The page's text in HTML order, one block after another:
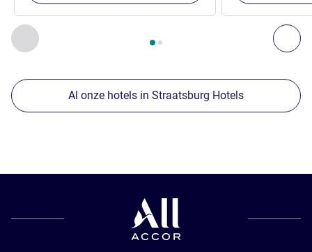
Vorige - Onze andere etablissementen in de buurt
Pagina , Onze andere etablissementen in de buurt 1
Al onze hotels in Straatsburg Hotels